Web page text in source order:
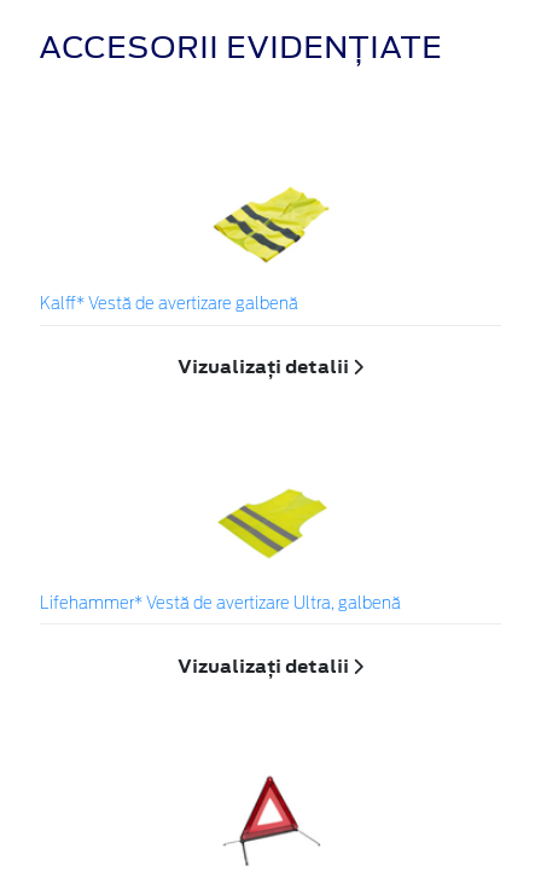
ACCESORII EVIDENȚIATE
Kalff* Vestă de avertizare galbenă
Vizualizați detalii
Lifehammer* Vestă de avertizare Ultra, galbenă
Vizualizați detalii